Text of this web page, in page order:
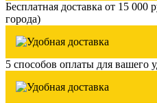
Бесплатная доставка от 15 000
города)
5 способов оплаты для вашего